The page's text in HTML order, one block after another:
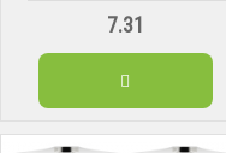
7.31